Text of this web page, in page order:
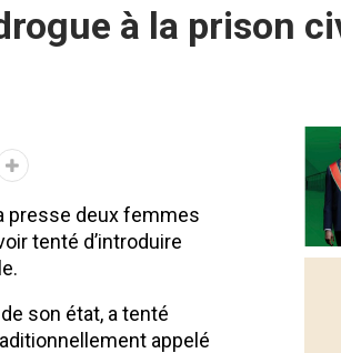
à la prison
presse deux femmes
tenté d’introduire
son état, a tenté
appelé